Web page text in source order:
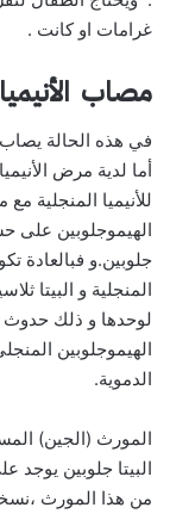
غرامات او كانت .
مصاب الأنيميا
في هذه الحالة
أما لدية مرض
للأنيميا المنجلية
الهيموجلوبين على
جلوبين.و فبالعادة
المنجلية و البيتا
لوحدها و ذلك حدوث
الهيموجلوبين
الدموية.
المورث (الجين)
من هذا المورث